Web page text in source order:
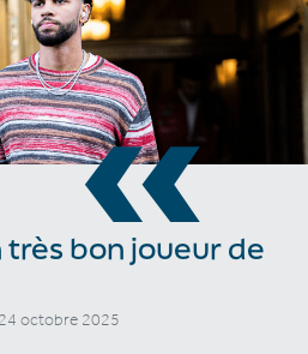
«
très bon joueur de
octobre 2025